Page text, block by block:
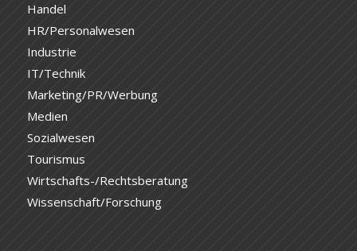
Handel
HR/Personalwesen
Industrie
IT/Technik
Marketing/PR/Werbung
Medien
Sozialwesen
Tourismus
Wirtschafts-/Rechtsberatung
Wissenschaft/Forschung